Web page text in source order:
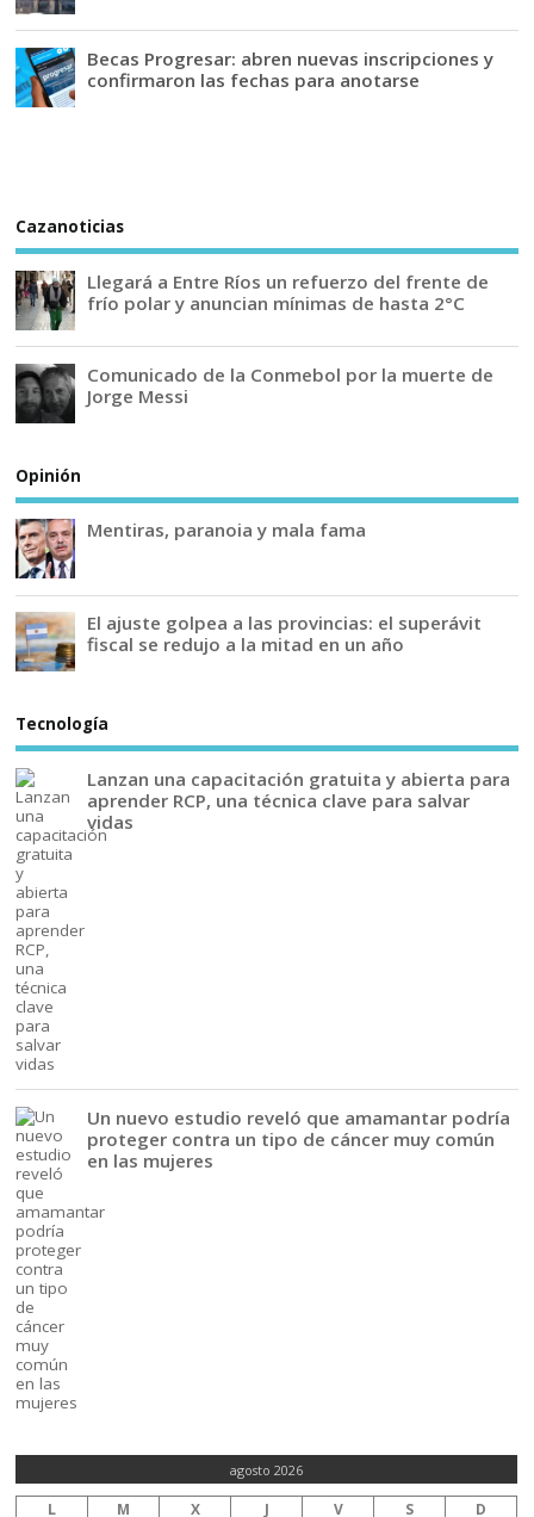
Becas Progresar: abren nuevas inscripciones y
confirmaron las fechas para anotarse
Cazanoticias
Llegará a Entre Ríos un refuerzo del frente de
frío polar y anuncian mínimas de hasta 2°C
Comunicado de la Conmebol por la muerte de
Jorge Messi
Opinión
Mentiras, paranoia y mala fama
El ajuste golpea a las provincias: el superávit
fiscal se redujo a la mitad en un año
Tecnología
Lanzan una capacitación gratuita y abierta para
aprender RCP, una técnica clave para salvar
vidas
Un nuevo estudio reveló que amamantar podría
proteger contra un tipo de cáncer muy común
en las mujeres
agosto 2026
L M X J V S D